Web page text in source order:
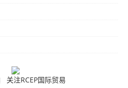
关注RCEP国际贸易